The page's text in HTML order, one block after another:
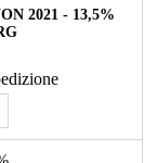
2021 - 13,5%